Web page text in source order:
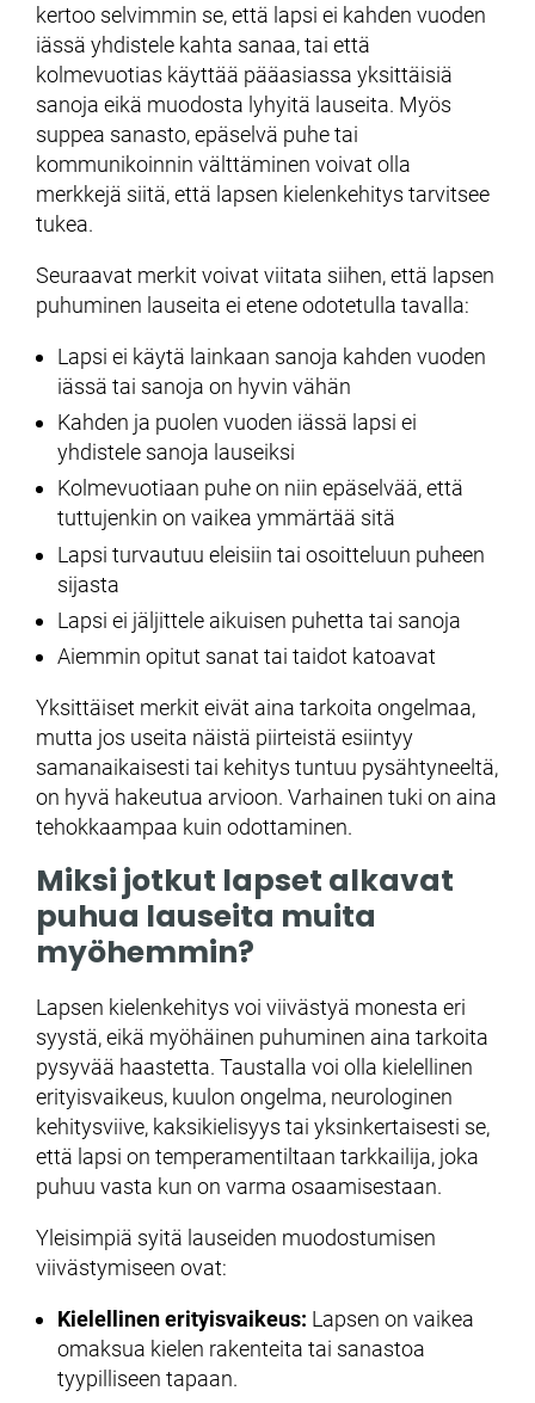
kertoo selvimmin se, että lapsi ei kahden vuoden
iässä yhdistele kahta sanaa, tai että
kolmevuotias käyttää pääasiassa yksittäisiä
sanoja eikä muodosta lyhyitä lauseita. Myös
suppea sanasto, epäselvä puhe tai
kommunikoinnin välttäminen voivat olla
merkkejä siitä, että lapsen kielenkehitys tarvitsee
tukea.
Seuraavat merkit voivat viitata siihen, että lapsen
puhuminen lauseita ei etene odotetulla tavalla:
Lapsi ei käytä lainkaan sanoja kahden vuoden
iässä tai sanoja on hyvin vähän
Kahden ja puolen vuoden iässä lapsi ei
yhdistele sanoja lauseiksi
Kolmevuotiaan puhe on niin epäselvää, että
tuttujenkin on vaikea ymmärtää sitä
Lapsi turvautuu eleisiin tai osoitteluun puheen
sijasta
Lapsi ei jäljittele aikuisen puhetta tai sanoja
Aiemmin opitut sanat tai taidot katoavat
Yksittäiset merkit eivät aina tarkoita ongelmaa,
mutta jos useita näistä piirteistä esiintyy
samanaikaisesti tai kehitys tuntuu pysähtyneeltä,
on hyvä hakeutua arvioon. Varhainen tuki on aina
tehokkaampaa kuin odottaminen.
Miksi jotkut lapset alkavat
puhua lauseita muita
myöhemmin?
Lapsen kielenkehitys voi viivästyä monesta eri
syystä, eikä myöhäinen puhuminen aina tarkoita
pysyvää haastetta. Taustalla voi olla kielellinen
erityisvaikeus, kuulon ongelma, neurologinen
kehitysviive, kaksikielisyys tai yksinkertaisesti se,
että lapsi on temperamentiltaan tarkkailija, joka
puhuu vasta kun on varma osaamisestaan.
Yleisimpiä syitä lauseiden muodostumisen
viivästymiseen ovat:
Kielellinen erityisvaikeus: Lapsen on vaikea
omaksua kielen rakenteita tai sanastoa
tyypilliseen tapaan.